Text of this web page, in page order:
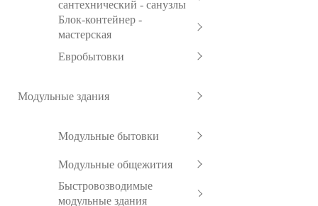
сантехнический - санузлы
Блок-контейнер -
мастерская
Евробытовки
Модульные здания
Модульные бытовки
Модульные общежития
Быстровозводимые
модульные здания